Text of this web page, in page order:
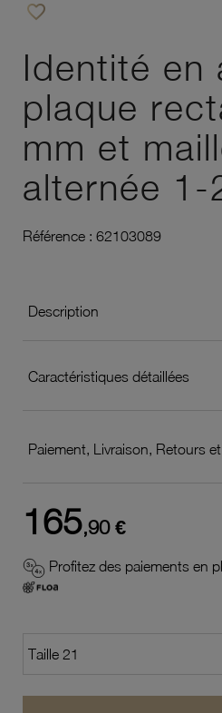
favorite_border
Identité en
plaque
mm et
alternée 1-
Référence : 62103089
Description
Caractéristiques détaillées
Paiement, Livraison, Retours
165,90 €
Profitez des paiements en